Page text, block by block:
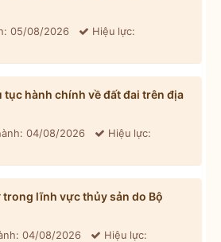
05/08/2026 Hiệu lực:
hành chính về đất đai trên địa
04/08/2026 Hiệu lực:
lĩnh vực thủy sản do Bộ
04/08/2026 Hiệu lực: